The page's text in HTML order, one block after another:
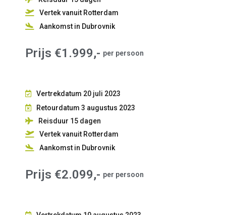
Vertek vanuit Rotterdam
Aankomst in Dubrovnik
Prijs €1.999,- per persoon
Vertrekdatum 20 juli 2023
Retourdatum 3 augustus 2023
Reisduur 15 dagen
Vertek vanuit Rotterdam
Aankomst in Dubrovnik
Prijs €2.099,- per persoon